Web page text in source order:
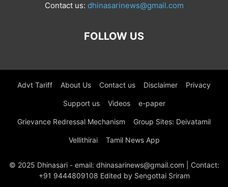
Contact us: dhinasarinews@gmail.com
FOLLOW US
Advt Tariff About Us Contact us Disclaimer Privacy
Support us Videos e-paper
Grievance Redressal Mechanism Group Sites: Deivatamil
Vellithirai Tamil News App
© 2025 Dhinasari - email: dhinasarinews@gmail.com | Contact:
+91 9444809108 Edited by Sengottai Sriram